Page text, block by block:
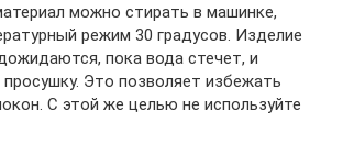
можно стирать в машинке,
режим 30 градусов. Изделие
пока вода стечет, и
Это позволяет избежать
С этой же целью не используйте